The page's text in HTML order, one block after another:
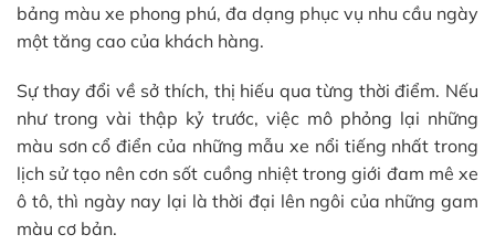
bảng màu xe phong phú, đa dạng phục vụ nhu cầu ngày
một tăng cao của khách hàng.
Sự thay đổi về sở thích, thị hiếu qua từng thời điểm. Nếu
như trong vài thập kỷ trước, việc mô phỏng lại những
màu sơn cổ điển của những mẫu xe nổi tiếng nhất trong
lịch sử tạo nên cơn sốt cuồng nhiệt trong giới đam mê xe
ô tô, thì ngày nay lại là thời đại lên ngôi của những gam
màu cơ bản.